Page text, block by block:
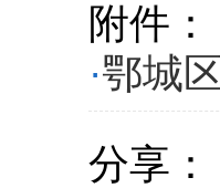
附件：
·鄂城
分享：